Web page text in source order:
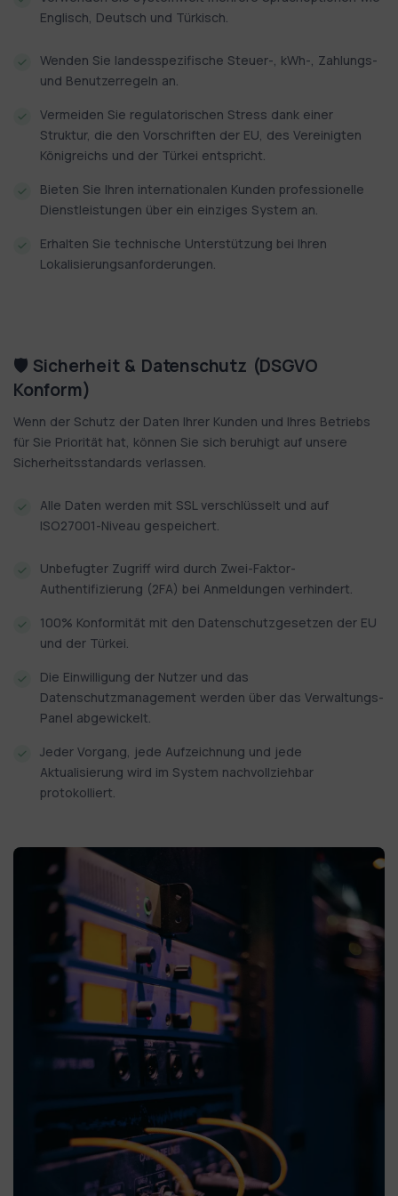
Englisch, Deutsch und Türkisch.
Wenden Sie landesspezifische Steuer-, kWh-, Zahlungs-
und Benutzerregeln an.
Vermeiden Sie regulatorischen Stress dank einer
Struktur, die den Vorschriften der EU, des Vereinigten
Königreichs und der Türkei entspricht.
Bieten Sie Ihren internationalen Kunden professionelle
Dienstleistungen über ein einziges System an.
Erhalten Sie technische Unterstützung bei Ihren
Lokalisierungsanforderungen.
🛡️ Sicherheit & Datenschutz (DSGVO
Konform)
Wenn der Schutz der Daten Ihrer Kunden und Ihres Betriebs
für Sie Priorität hat, können Sie sich beruhigt auf unsere
Sicherheitsstandards verlassen.
Alle Daten werden mit SSL verschlüsselt und auf
ISO27001-Niveau gespeichert.
Unbefugter Zugriff wird durch Zwei-Faktor-
Authentifizierung (2FA) bei Anmeldungen verhindert.
100% Konformität mit den Datenschutzgesetzen der EU
und der Türkei.
Die Einwilligung der Nutzer und das
Datenschutzmanagement werden über das Verwaltungs-
Panel abgewickelt.
Jeder Vorgang, jede Aufzeichnung und jede
Aktualisierung wird im System nachvollziehbar
protokolliert.